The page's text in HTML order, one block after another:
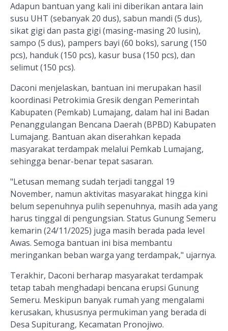
Adapun bantuan yang kali ini diberikan antara lain
susu UHT (sebanyak 20 dus), sabun mandi (5 dus),
sikat gigi dan pasta gigi (masing-masing 20 lusin),
sampo (5 dus), pampers bayi (60 boks), sarung (150
pcs), handuk (150 pcs), kasur busa (150 pcs), dan
selimut (150 pcs).
Daconi menjelaskan, bantuan ini merupakan hasil
koordinasi Petrokimia Gresik dengan Pemerintah
Kabupaten (Pemkab) Lumajang, dalam hal ini Badan
Penanggulangan Bencana Daerah (BPBD) Kabupaten
Lumajang. Bantuan akan diserahkan kepada
masyarakat terdampak melalui Pemkab Lumajang,
sehingga benar-benar tepat sasaran.
"Letusan memang sudah terjadi tanggal 19
November, namun aktivitas masyarakat hingga kini
belum sepenuhnya pulih sepenuhnya, masih ada yang
harus tinggal di pengungsian. Status Gunung Semeru
kemarin (24/11/2025) juga masih berada pada level
Awas. Semoga bantuan ini bisa membantu
meringankan beban warga yang terdampak," ujarnya.
Terakhir, Daconi berharap masyarakat terdampak
tetap tabah menghadapi bencana erupsi Gunung
Semeru. Meskipun banyak rumah yang mengalami
kerusakan, khususnya permukiman yang berada di
Desa Supiturang, Kecamatan Pronojiwo.